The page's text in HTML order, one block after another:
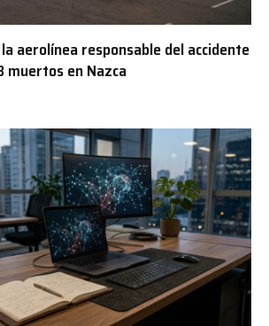
aerolínea responsable del accidente
muertos en Nazca